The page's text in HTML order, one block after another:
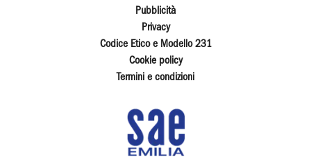
Pubblicità
Privacy
Codice Etico e Modello 231
Cookie policy
Termini e condizioni